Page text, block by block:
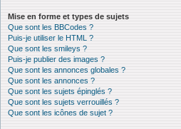
Mise en forme et types de sujets
Que sont les BBCodes ?
Puis-je utiliser le HTML ?
Que sont les smileys ?
Puis-je publier des images ?
Que sont les annonces globales ?
Que sont les annonces ?
Que sont les sujets épinglés ?
Que sont les sujets verrouillés ?
Que sont les icônes de sujet ?